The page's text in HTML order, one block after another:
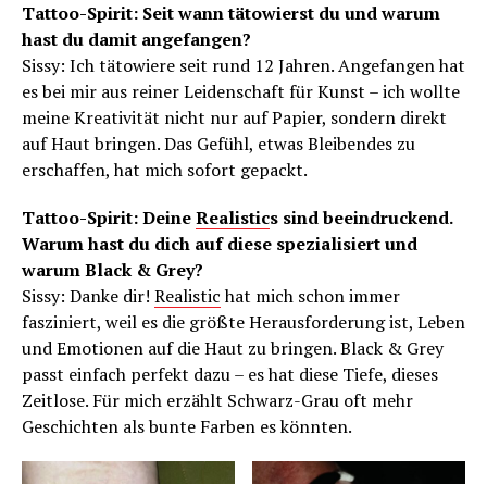
Tattoo-Spirit: Seit wann tätowierst du und warum
hast du damit angefangen?
Sissy: Ich tätowiere seit rund 12 Jahren. Angefangen hat
es bei mir aus reiner Leidenschaft für Kunst – ich wollte
meine Kreativität nicht nur auf Papier, sondern direkt
auf Haut bringen. Das Gefühl, etwas Bleibendes zu
erschaffen, hat mich sofort gepackt.
Tattoo-Spirit: DeineRealistics sind beeindruckend.
Warum hast du dich auf diese spezialisiert und
warum Black & Grey?
Sissy: Danke dir! Realistichat mich schon immer
fasziniert, weil es die größte Herausforderung ist, Leben
und Emotionen auf die Haut zu bringen. Black & Grey
passt einfach perfekt dazu – es hat diese Tiefe, dieses
Zeitlose. Für mich erzählt Schwarz-Grau oft mehr
Geschichten als bunte Farben es könnten.